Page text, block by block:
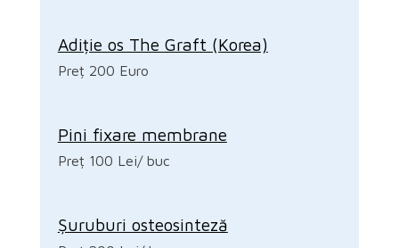
Adiție os The Graft (Korea)
Preț 200 Euro
Pini fixare membrane
Preț 100 Lei/ buc
Șuruburi osteosinteză